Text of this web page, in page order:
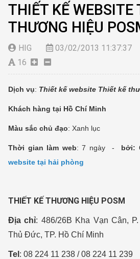
THIẾT KẾ WEBSITE
THƯƠNG HIỆU
HIG 03/02/2013 11:37:37
16
Dịch vụ: Thiết kế website Thiết kế
Khách hàng tại Hồ Chí Minh
Màu sắc chủ đạo: Xanh lục
Thời gian làm web: 7 ngày - bởi:
website tại hải phòng
THIẾT KẾ THƯƠNG HIỆU POSM
Địa chỉ: 486/26B Kha Vạn Cân,
Thủ Đức, TP. Hồ Chí Minh
Tel : 08 224 11 238 / 08 224 11 239